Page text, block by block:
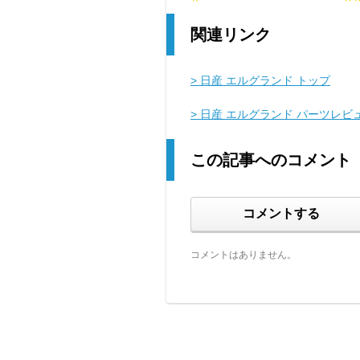
関連リンク
> 日産 エルグランド トップ
> 日産 エルグランド パーツレビ
この記事へのコメント
コメントする
コメントはありません。